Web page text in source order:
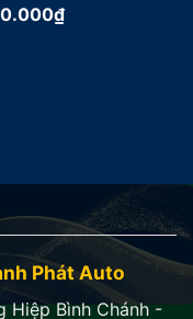
₫Giá
Phát Auto
Hiệp Bình Chánh -